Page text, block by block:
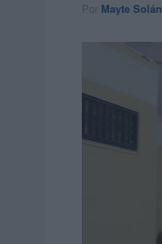
Por Mayte Solán